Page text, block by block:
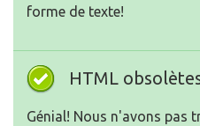
forme de texte!
HTML
Génial! Nous n'avons pas